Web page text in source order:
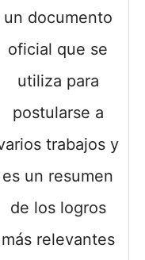
un documento
oficial que se
utiliza para
postularse a
trabajos y
es un resumen
de los logros
más relevantes